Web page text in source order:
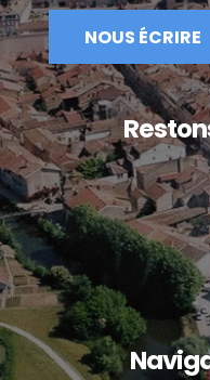
NOUS ÉCRIRE